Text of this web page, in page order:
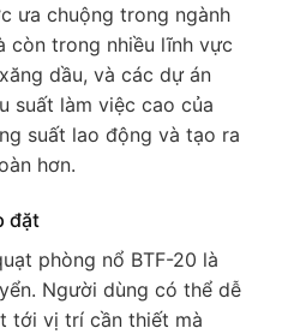
ưa chuộng trong ngành
còn trong nhiều lĩnh vực
dầu, và các dự án
suất làm việc cao của
suất lao động và tạo ra
hơn.
đặt
phòng nổ BTF-20 là
Người dùng có thể dễ
tới vị trí cần thiết mà